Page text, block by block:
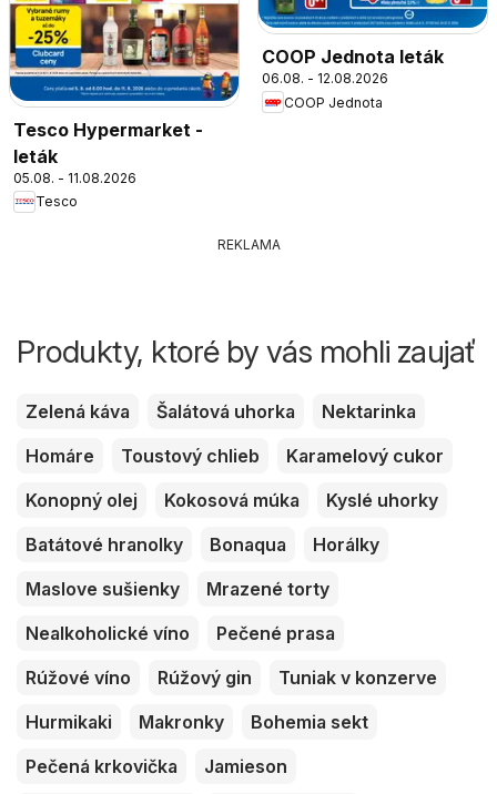
Tesco Hypermarket -
leták
05.08. - 11.08.2026
Tesco
COOP Jednota leták
06.08. - 12.08.2026
COOP Jednota
REKLAMA
Produkty, ktoré by vás mohli zaujať
Zelená káva Šalátová uhorka
Nektarinka
Homáre
Toustový chlieb
Karamelový cukor
Konopný olej
Kokosová múka
Kyslé uhorky
Batátové hranolky
Bonaqua
Horálky
Maslove sušienky
Mrazené torty
Nealkoholické víno
Pečené prasa
Rúžové víno
Rúžový gin
Tuniak v konzerve
Hurmikaki
Makronky
Bohemia sekt
Pečená krkovička
Jamieson